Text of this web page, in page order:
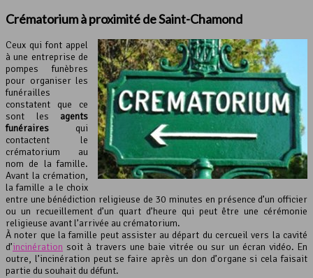
Crématorium à proximité de Saint-Chamond
Ceux qui font appel
à une entreprise de
pompes funèbres
pour organiser les
funérailles
constatent que ce
sont les agents
funéraires qui
contactent le
crématorium au
nom de la famille.
Avant la crémation,
la famille a le choix
entre une bénédiction religieuse de 30 minutes en présence d’un officier
ou un recueillement d’un quart d’heure qui peut être une cérémonie
religieuse avant l’arrivée au crématorium.
À noter que la famille peut assister au départ du cercueil vers la cavité
d’incinération soit à travers une baie vitrée ou sur un écran vidéo. En
outre, l’incinération peut se faire après un don d’organe si cela faisait
partie du souhait du défunt.